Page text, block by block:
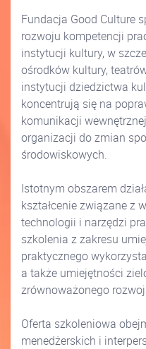
Fundacja Good Culture
rozwoju kompetencji
instytucji kultury, w
ośrodków kultury,
instytucji dziedzictwa
koncentrują się na
komunikacji
organizacji do zmian
środowiskowych.
Istotnym obszarem
kształcenie związane z
technologii i narzędzi
szkolenia z zakresu
praktycznego
a także umiejętności
zrównoważonego
Oferta szkoleniowa
menedżerskich i